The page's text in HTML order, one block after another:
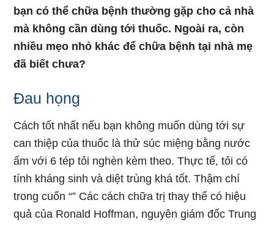
bạn có thể chữa bệnh thường gặp cho cả nhà
mà không cần dùng tới thuốc. Ngoài ra, còn
nhiều mẹo nhỏ khác để chữa bệnh tại nhà mẹ
đã biết chưa?
Đau họng
Cách tốt nhất nếu bạn không muốn dùng tới sự
can thiệp của thuốc là thử súc miệng bằng nước
ấm với 6 tép tỏi nghèn kèm theo. Thực tế, tỏi có
tính kháng sinh và diệt trùng khá tốt. Thậm chí
trong cuốn “” Các cách chữa trị thay thế có hiệu
quả của Ronald Hoffman, nguyên giám đốc Trung